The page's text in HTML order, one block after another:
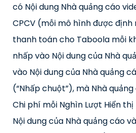
có Nội dung Nhà quảng cáo
CPCV (mỗi mô hình được định
thanh toán cho Taboola mỗi
nhấp vào Nội dung của Nhà
vào Nội dung của Nhà quảng
(“Nhấp chuột”), mà Nhà
Chi phí mỗi Nghìn Lượt Hiển
Nội dung của Nhà quảng cáo